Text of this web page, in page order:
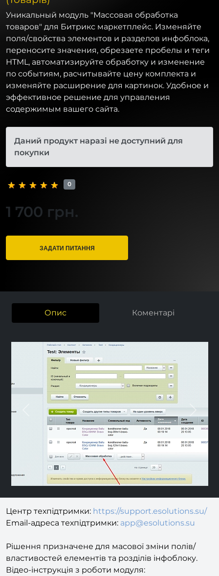
Уникальный модуль "Массовая обработка
товаров" для Битрикс маркетплейс. Изменяйте
поля/свойства элементов и разделов инфоблока,
переносите значения, обрезаете пробелы и теги
HTML, автоматизируйте обработку и изменение
по событиям, расчитывайте цену комплекта и
изменяйте расширение для картинок. Удобное и
эффективное решение для управления
содержимым вашего сайта.
Даний продукт наразі не доступний для
покупки
0
1 700 грн.
ЗАДАТИ ПИТАННЯ
Опис Коментарі
Previous
Центр техпідтримки:https://support.esolutions.su/
Рішення призначене для масової зміни полів/